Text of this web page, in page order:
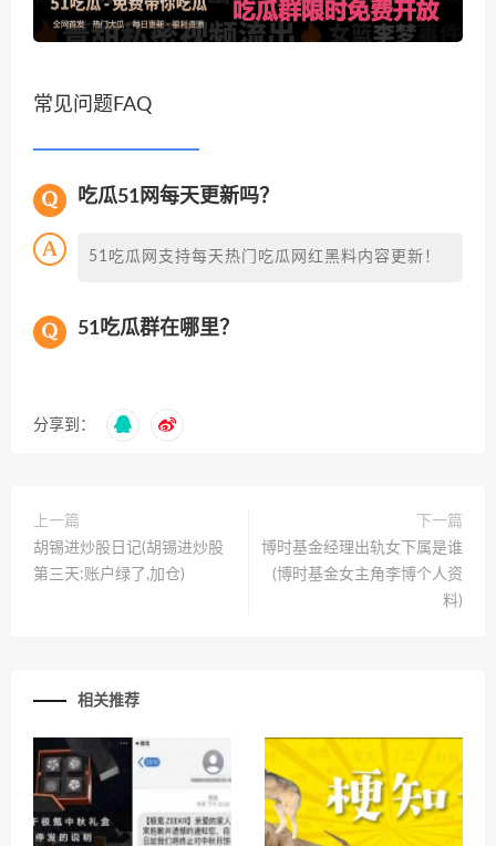
常见问题FAQ
吃瓜51网每天更新吗？
51吃瓜网支持每天热门吃瓜网红黑料内容更新！
51吃瓜群在哪里？
分享到：
上一篇
胡锡进炒股日记(胡锡进炒股
第三天:账户绿了,加仓)
下一篇
博时基金经理出轨女下属是谁
(博时基金女主角李博个人资
料)
相关推荐